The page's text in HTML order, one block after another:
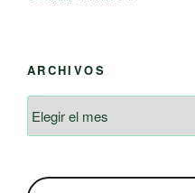
ARCHIVOS